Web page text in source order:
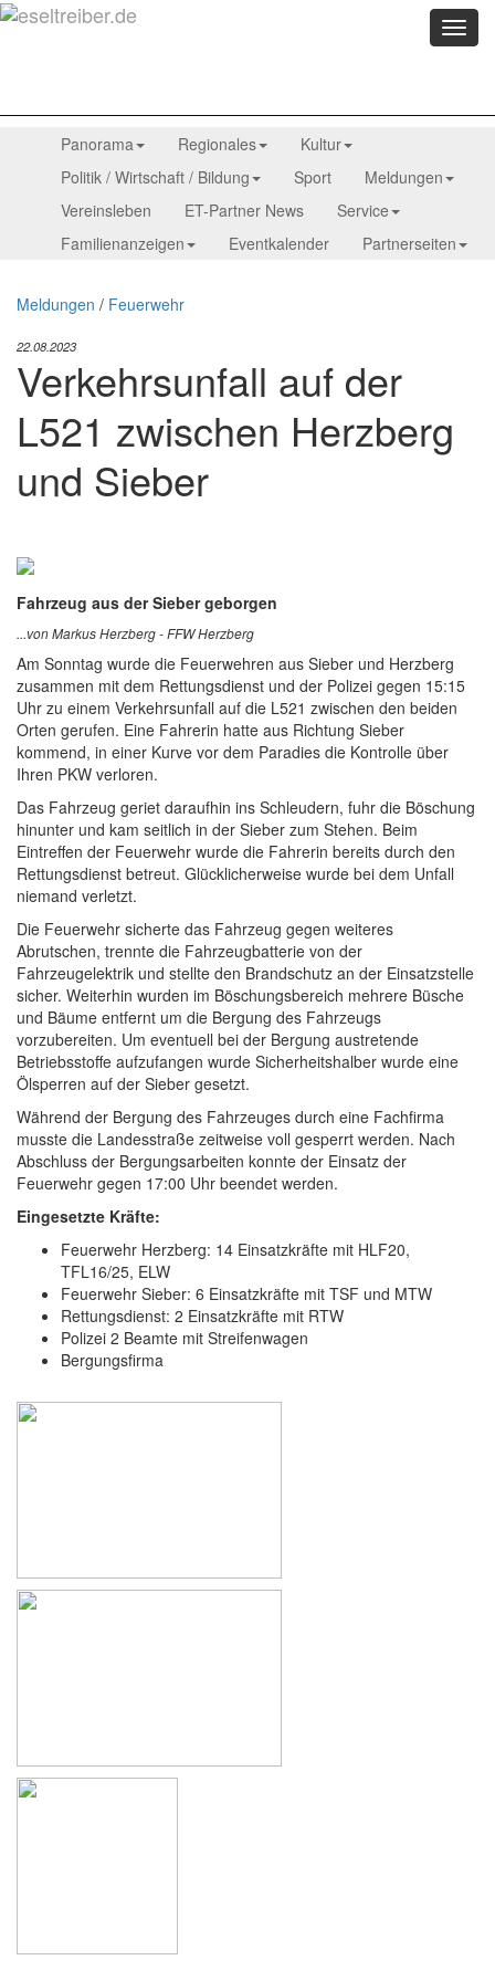
Menü
Panorama Regionales
Kultur
Politik / Wirtschaft / Bildung
Sport
Meldungen
Vereinsleben
ET-Partner News
Service
Familienanzeigen
Eventkalender Partnerseiten
Meldungen / Feuerwehr
22.08.2023
Verkehrsunfall auf der
L521 zwischen Herzberg
und Sieber
Fahrzeug aus der Sieber geborgen
...von Markus Herzberg - FFW Herzberg
Am Sonntag wurde die Feuerwehren aus Sieber und Herzberg
zusammen mit dem Rettungsdienst und der Polizei gegen 15:15
Uhr zu einem Verkehrsunfall auf die L521 zwischen den beiden
Orten gerufen. Eine Fahrerin hatte aus Richtung Sieber
kommend, in einer Kurve vor dem Paradies die Kontrolle über
Ihren PKW verloren.
Das Fahrzeug geriet daraufhin ins Schleudern, fuhr die Böschung
hinunter und kam seitlich in der Sieber zum Stehen. Beim
Eintreffen der Feuerwehr wurde die Fahrerin bereits durch den
Rettungsdienst betreut. Glücklicherweise wurde bei dem Unfall
niemand verletzt.
Die Feuerwehr sicherte das Fahrzeug gegen weiteres
Abrutschen, trennte die Fahrzeugbatterie von der
Fahrzeugelektrik und stellte den Brandschutz an der Einsatzstelle
sicher. Weiterhin wurden im Böschungsbereich mehrere Büsche
und Bäume entfernt um die Bergung des Fahrzeugs
vorzubereiten. Um eventuell bei der Bergung austretende
Betriebsstoffe aufzufangen wurde Sicherheitshalber wurde eine
Ölsperren auf der Sieber gesetzt.
Während der Bergung des Fahrzeuges durch eine Fachfirma
musste die Landesstraße zeitweise voll gesperrt werden. Nach
Abschluss der Bergungsarbeiten konnte der Einsatz der
Feuerwehr gegen 17:00 Uhr beendet werden.
Eingesetzte Kräfte:
Feuerwehr Herzberg: 14 Einsatzkräfte mit HLF20,
TFL16/25, ELW
Feuerwehr Sieber: 6 Einsatzkräfte mit TSF und MTW
Rettungsdienst: 2 Einsatzkräfte mit RTW
Polizei 2 Beamte mit Streifenwagen
Bergungsfirma